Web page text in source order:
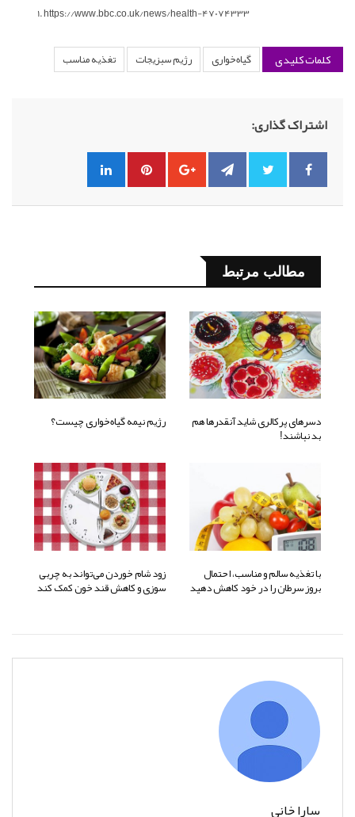
https://www.bbc.co.uk/news/health-47074333
کلمات کلیدی گیاه‌خواری رژیم سبزیجات تغذیه مناسب
اشتراک گذاری:
مطالب مرتبط
دسرهای پرکالری شاید آنقدرها هم
بد نباشند!
رژیم نیمه گیاه‌خواری چیست؟
با تغذیه سالم و مناسب، احتمال
بروز سرطان را در خود کاهش دهید
زود شام خوردن می‌تواند به چربی
سوزی و کاهش قند خون کمک کند
سارا خانی